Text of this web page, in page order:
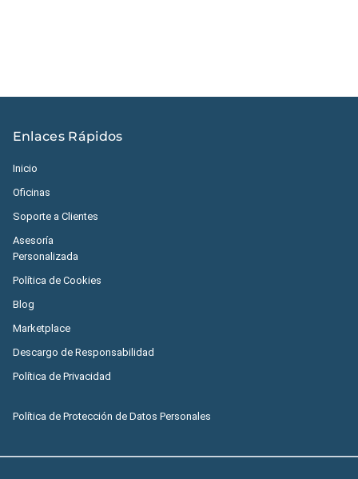
Enlaces Rápidos
Inicio
Oficinas
Soporte a Clientes
Asesoría
Personalizada
Política de Cookies
Blog
Marketplace
Descargo de Responsabilidad
Política de Privacidad
Política de Protección de Datos Personales